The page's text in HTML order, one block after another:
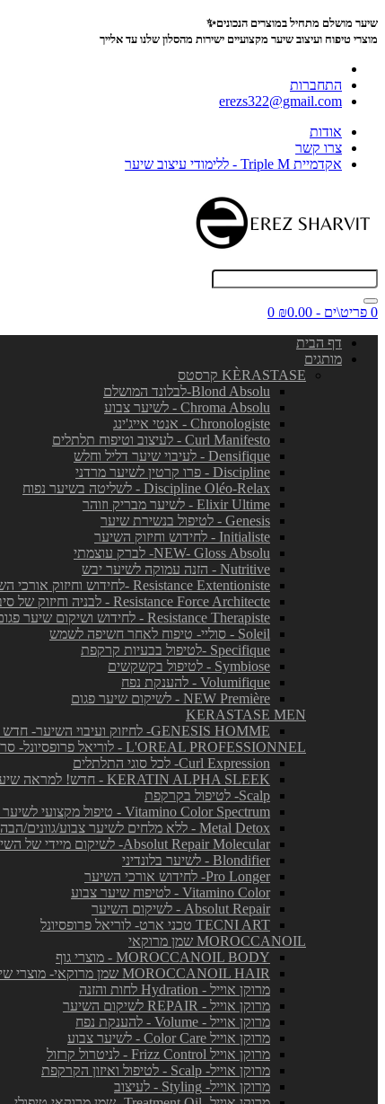
שיער מושלם מתחיל במוצרים הנכונים✨
מוצרי טיפוח ועיצוב שיער מקצועיים ישירות מהסלון שלנו עד אלייך
התחברות
erezs322@gmail.com
אודות
צרו קשר
אקדמיית Triple M - ללימודי עיצוב שיער
0 פריט\ים - ₪0.00
0
דף הבית
מותגים
KÈRASTASE קרסטס
Blond Absolu-לבלונד המושלם
Chroma Absolu - לשיער צבוע
Chronologiste - אנטי אייג'ינג
Curl Manifesto - לעיצוב וטיפוח תלתלים
Densifique - לעיבוי שיער דליל וחלש
Discipline - פרו קרטין לשיער מרדני
Discipline Oléo-Relax - לשליטה בשיער נפוח
Elixir Ultime - לשיער מבריק וזוהר
Genesis - לטיפול בנשירת שיער
Initialiste - לחידוש וחיזוק השיער
NEW- Gloss Absolu- לברק עוצמתי
Nutritive - הזנה עמוקה לשיער יבש
Resistance Extentioniste -לחידוש וחיזוק אורכי השיער
Resistance Force Architecte - לבניה וחיזוק של סיבי השיער
Resistance Therapiste - לחידוש ושיקום שיער פגום מאד
Soleil - סוליי- טיפוח לאחר חשיפה לשמש
Specifique -לטיפול בבעיות קרקפת
Symbiose - לטיפול בקשקשים
Volumifique - להענקת נפח
NEW Première - לשיקום שיער פגום
KERASTASE MEN
GENESIS HOMME- לחיזוק ועיבוי השיער- חדש לגברים!
L'OREAL PROFESSIONNEL - לוריאל פרופסיונל- סרי אקספרט
Curl Expression- לכל סוגי התלתלים
KERATIN ALPHA SLEEK - חדש! למראה שיער חלק ושליטה בנפח בלתי רצוי
Scalp- לטיפול בקרקפת
Vitamino Color Spectrum - טיפול מקצועי לשיער צבוע
Metal Detox - ללא מלחים לשיער צבוע/גוונים/הבהרה
Absolut Repair Molecular- לשיקום מיידי של השיער
Blondifier - לשיער בלונדיני
Pro Longer- לחידוש אורכי השיער
Vitamino Color - לטיפוח שיער צבוע
Absolut Repair - לשיקום השיער
TECNI ART טכני ארט- לוריאל פרופסיונל
MOROCCANOIL שמן מרוקאי
MOROCCANOIL BODY - מוצרי גוף
MOROCCANOIL HAIR שמן מרוקאי- מוצרי שיער
מרוקן אוייל - Hydration לחות והזנה
מרוקן אוייל - REPAIR לשיקום השיער
מרוקן אוייל - Volume - להענקת נפח
מרוקן אוייל Color Care - לשיער צבוע
מרוקן אוייל Frizz Control - לניטרול קרזול
מרוקן אוייל- Scalp - לטיפול ואיזון הקרקפת
מרוקן אוייל- Styling - לעיצוב